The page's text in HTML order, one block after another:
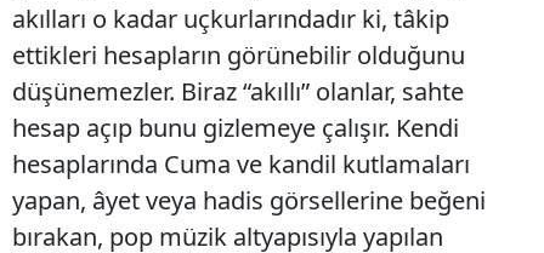
akılları o kadar uçkurlarındadır ki, tâkip
ettikleri hesapların görünebilir olduğunu
düşünemezler. Biraz “akıllı” olanlar, sahte
hesap açıp bunu gizlemeye çalışır. Kendi
hesaplarında Cuma ve kandil kutlamaları
yapan, âyet veya hadis görsellerine beğeni
bırakan, pop müzik altyapısıyla yapılan